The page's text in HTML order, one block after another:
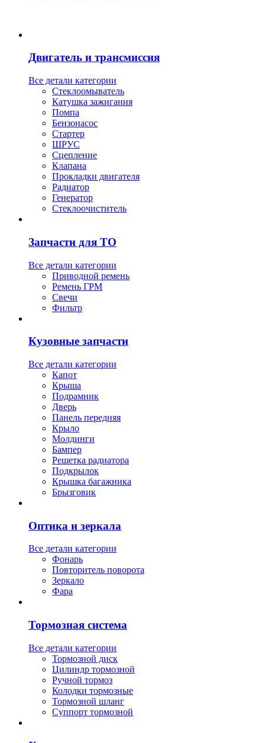
Двигатель и трансмиссия
Все детали категории
Стеклоомыватель
Катушка зажигания
Помпа
Бензонасос
Стартер
ШРУС
Сцепление
Клапана
Прокладки двигателя
Радиатор
Генератор
Стеклоочиститель
Запчасти для ТО
Все детали категории
Приводной ремень
Ремень ГРМ
Свечи
Фильтр
Кузовные запчасти
Все детали категории
Капот
Крыша
Подрамник
Дверь
Панель передняя
Крыло
Молдинги
Бампер
Решетка радиатора
Подкрылок
Крышка багажника
Брызговик
Оптика и зеркала
Все детали категории
Фонарь
Повторитель поворота
Зеркало
Фара
Тормозная система
Все детали категории
Тормозной диск
Цилиндр тормозной
Ручной тормоз
Колодки тормозные
Тормозной шланг
Суппорт тормозной